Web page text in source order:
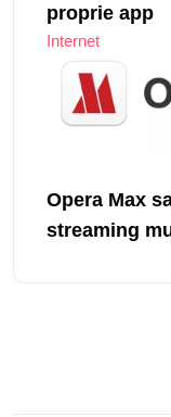
proprie app
Internet
Opera Max
streaming